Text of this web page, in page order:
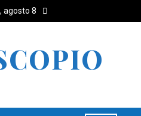
agosto 8